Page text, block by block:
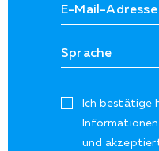
Ich bestätige
und